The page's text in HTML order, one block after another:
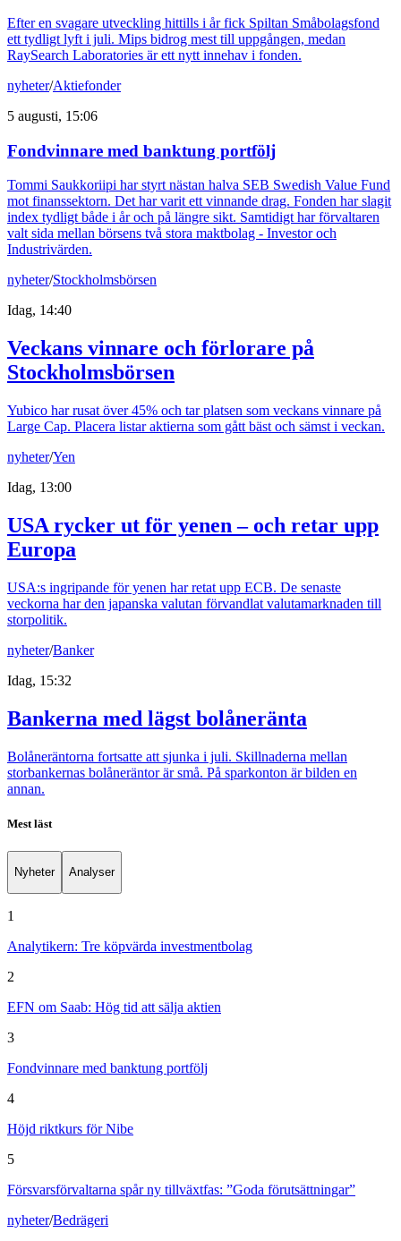
Efter en svagare utveckling hittills i år fick Spiltan Småbolagsfond
ett tydligt lyft i juli. Mips bidrog mest till uppgången, medan
RaySearch Laboratories är ett nytt innehav i fonden.
nyheter/Aktiefonder
5 augusti, 15:06
Fondvinnare med banktung portfölj
Tommi Saukkoriipi har styrt nästan halva SEB Swedish Value Fund
mot finanssektorn. Det har varit ett vinnande drag. Fonden har slagit
index tydligt både i år och på längre sikt. Samtidigt har förvaltaren
valt sida mellan börsens två stora maktbolag - Investor och
Industrivärden.
nyheter/Stockholmsbörsen
Idag, 14:40
Veckans vinnare och förlorare på
Stockholmsbörsen
Yubico har rusat över 45% och tar platsen som veckans vinnare på
Large Cap. Placera listar aktierna som gått bäst och sämst i veckan.
nyheter/Yen
Idag, 13:00
USA rycker ut för yenen – och retar upp
Europa
USA:s ingripande för yenen har retat upp ECB. De senaste
veckorna har den japanska valutan förvandlat valutamarknaden till
storpolitik.
nyheter/Banker
Idag, 15:32
Bankerna med lägst bolåneränta
Bolåneräntorna fortsatte att sjunka i juli. Skillnaderna mellan
storbankernas bolåneräntor är små. På sparkonton är bilden en
annan.
Mest läst
Nyheter Analyser
1
Analytikern: Tre köpvärda investmentbolag
2
EFN om Saab: Hög tid att sälja aktien
3
Fondvinnare med banktung portfölj
4
Höjd riktkurs för Nibe
5
Försvarsförvaltarna spår ny tillväxtfas: ”Goda förutsättningar”
nyheter/Bedrägeri